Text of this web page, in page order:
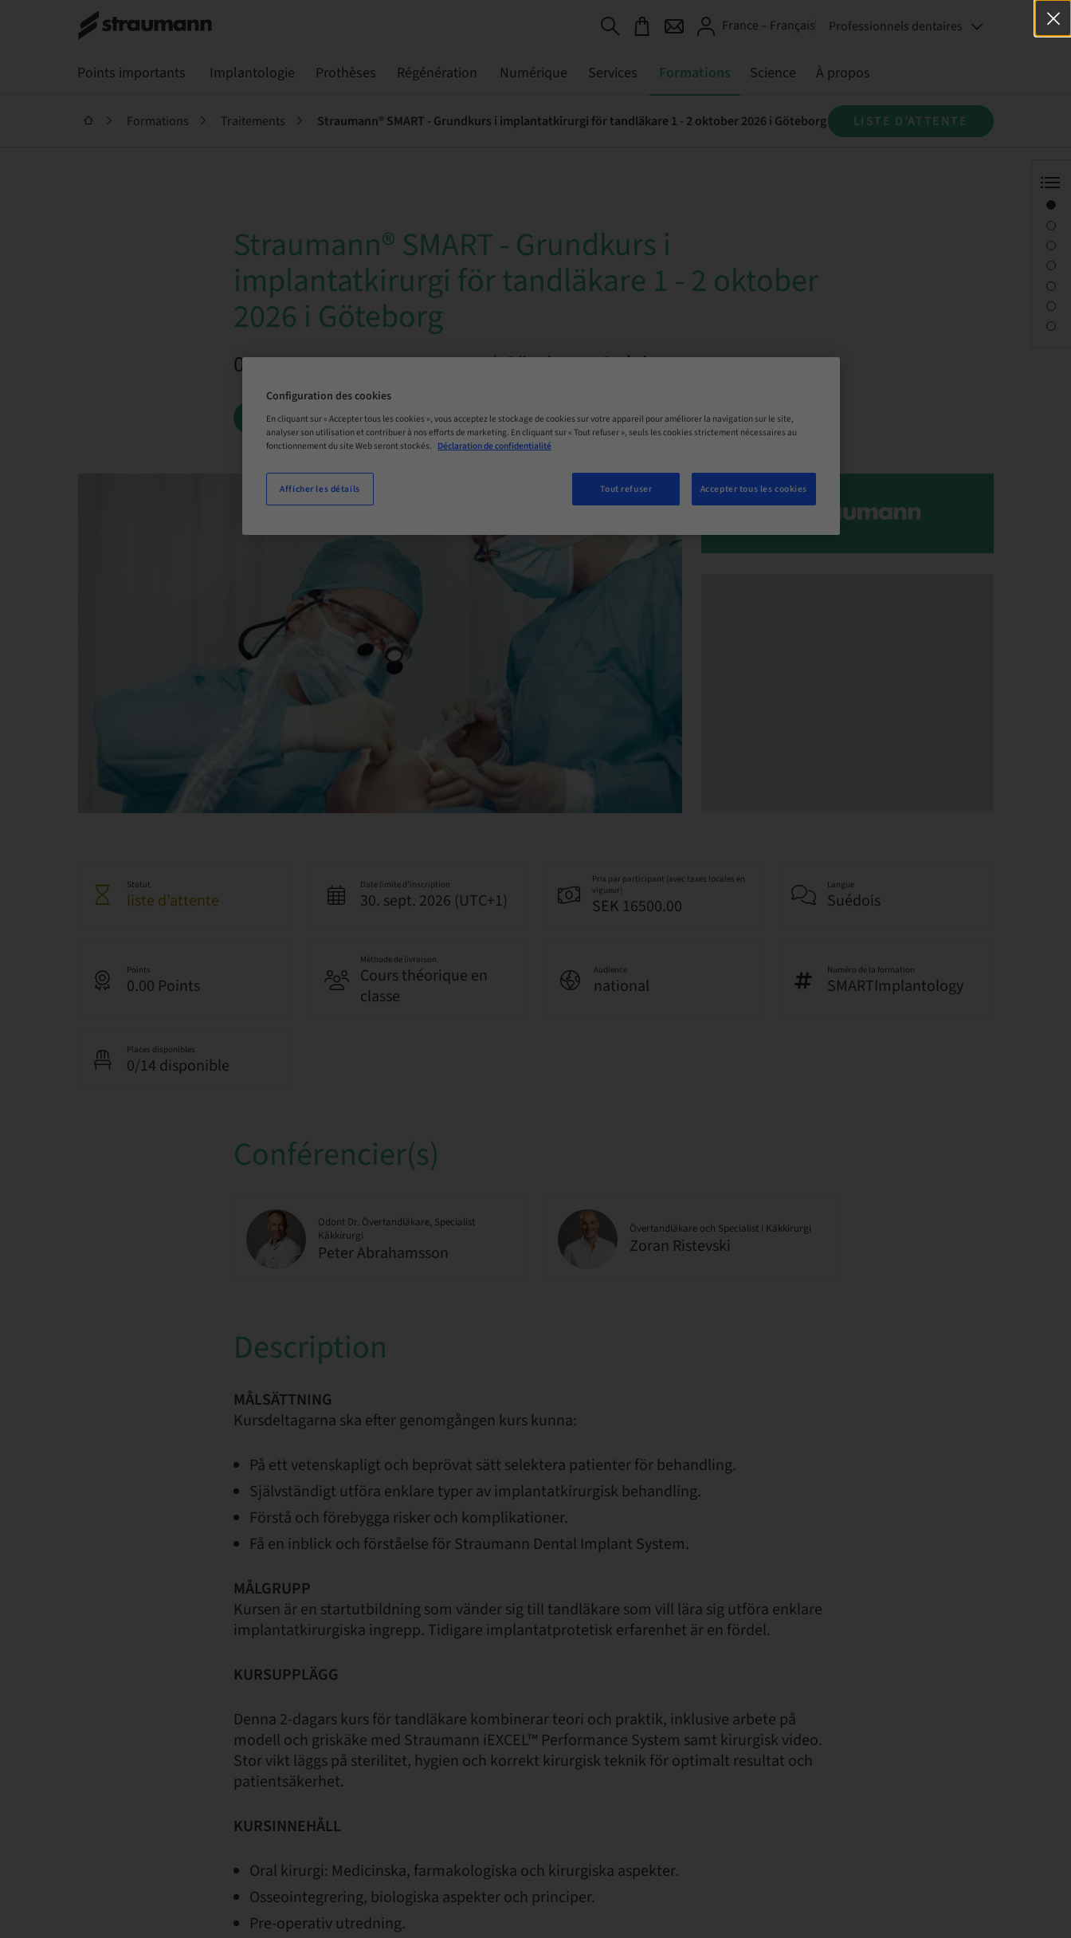
France – Français Professionnels dentaires
Points importants Implantologie Prothèses Régénération Numérique Services Formations Science À propos
Formations Traitements Straumann® SMART - Grundkurs i implantatkirurgi för tandläkare 1 - 2 oktober 2026 i Göteborg LISTE D’ATTENTE
Straumann® SMART - Grundkurs i
implantatkirurgi för tandläkare 1 - 2 oktober
2026 i Göteborg
01. oct. 2026 – 02. oct. 2026 | Göteborg, Suède
LISTE D’ATTENTE
Statut
liste d’attente
Date limite d’inscription
30. sept. 2026 (UTC+1)
Prix par participant (avec taxes locales en
vigueur)
SEK 16500.00
Langue
Suédois
Points
0.00 Points
Méthode de livraison
Cours théorique en
classe
Audience
national
Numéro de la formation
SMARTImplantology
Places disponibles
0/14 disponible
Conférencier(s)
Odont Dr. Övertandläkare, Specialist
Käkkirurgi
Peter Abrahamsson
Övertandläkare och Specialist i Käkkirurgi
Zoran Ristevski
Description
MÅLSÄTTNING
Kursdeltagarna ska efter genomgången kurs kunna:
På ett vetenskapligt och beprövat sätt selektera patienter för behandling.
Självständigt utföra enklare typer av implantatkirurgisk behandling.
Förstå och förebygga risker och komplikationer.
Få en inblick och förståelse för Straumann Dental Implant System.
MÅLGRUPP
Kursen är en startutbildning som vänder sig till tandläkare som vill lära sig utföra enklare
implantatkirurgiska ingrepp. Tidigare implantatprotetisk erfarenhet är en fördel.
KURSUPPLÄGG
Denna 2-dagars kurs för tandläkare kombinerar teori och praktik, inklusive arbete på
modell och griskäke med Straumann iEXCEL™ Performance System samt kirurgisk video.
Stor vikt läggs på sterilitet, hygien och korrekt kirurgisk teknik för optimalt resultat och
patientsäkerhet.
KURSINNEHÅLL
Oral kirurgi: Medicinska, farmakologiska och kirurgiska aspekter.
Osseointegrering, biologiska aspekter och principer.
Pre-operativ utredning.
Configuration des cookies
En cliquant sur « Accepter tous les cookies », vous acceptez le stockage de cookies sur votre appareil pour améliorer la navigation sur le site,
analyser son utilisation et contribuer à nos efforts de marketing. En cliquant sur « Tout refuser », seuls les cookies strictement nécessaires au
fonctionnement du site Web seront stockés. Déclaration de confidentialité
Tout refuser Accepter tous les cookies
Afficher les détails